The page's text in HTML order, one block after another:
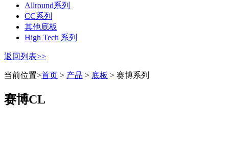
Allround系列
CC系列
其他底板
High Tech 系列
返回列表>>
当前位置>首页 > 产品 > 底板 > 赛博系列
赛博CL